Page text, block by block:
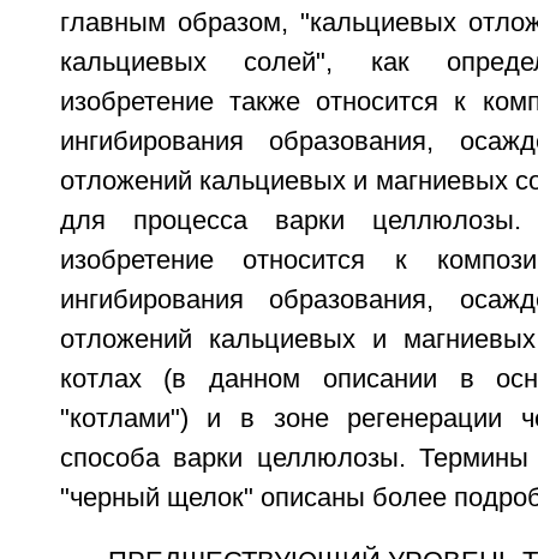
главным образом, "кальциевых
кальциевых солей", как
изобретение также относится к
ингибирования образования,
отложений кальциевых и магниевых
для процесса варки
изобретение относится к
ингибирования образования,
отложений кальциевых и
котлах (в данном описании в
"котлами") и в зоне регенерации
способа варки целлюлозы.
"черный щелок" описаны более